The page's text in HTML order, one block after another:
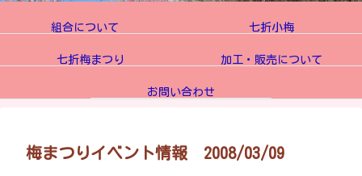
組合について 七折小梅
七折梅まつり 加工・販売について
お問い合わせ
梅まつりイベント情報 2008/03/09